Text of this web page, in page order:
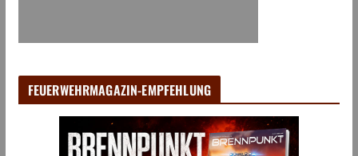
FEUERWEHRMAGAZIN-EMPFEHLUNG